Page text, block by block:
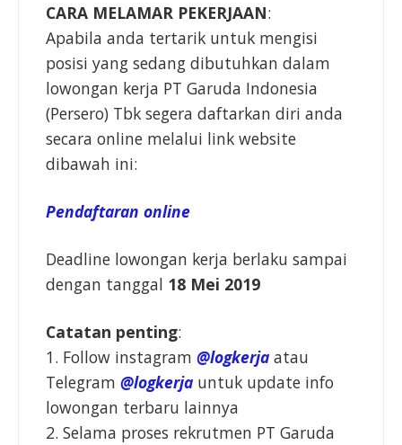
CARA MELAMAR PEKERJAAN:
Apabila anda tertarik untuk mengisi
posisi yang sedang dibutuhkan dalam
lowongan kerja PT Garuda Indonesia
(Persero) Tbk segera daftarkan diri anda
secara online melalui link website
dibawah ini:
Pendaftaran online
Deadline lowongan kerja berlaku sampai
dengan tanggal 18 Mei 2019
Catatan penting:
1. Follow instagram @logkerja atau
Telegram @logkerja untuk update info
lowongan terbaru lainnya
2. Selama proses rekrutmen PT Garuda